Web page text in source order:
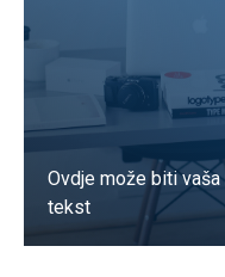
Ovdje može biti
tekst